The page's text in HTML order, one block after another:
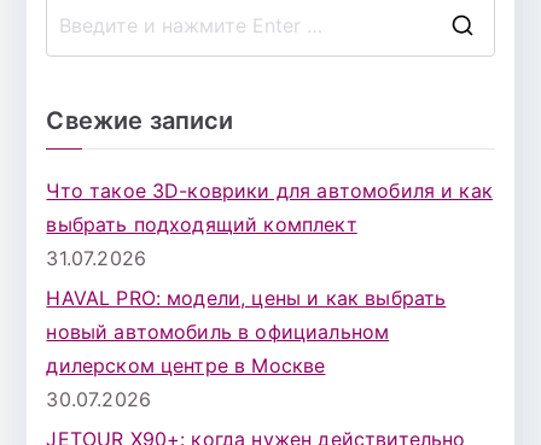
Свежие записи
Что такое 3D-коврики для автомобиля и как
выбрать подходящий комплект
31.07.2026
HAVAL PRO: модели, цены и как выбрать
новый автомобиль в официальном
дилерском центре в Москве
30.07.2026
JETOUR X90+: когда нужен действительно